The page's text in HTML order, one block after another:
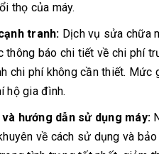
thọ của máy.
tranh: Dịch vụ sửa chữa
thông báo chi tiết về chi phí
chi phí không cần thiết. Mức
hộ gia đình.
hướng dẫn sử dụng máy:
về cách sử dụng và